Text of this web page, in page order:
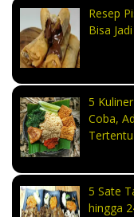
Resep
Bisa
5
Coba,
Tertentu
5 Sate
hingga